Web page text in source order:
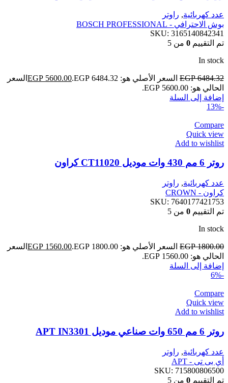
عدد كهربائية, راوتر
بوش الاحترافي - BOSCH PROFESSIONAL
SKU: 3165140842341
تم التقييم 0 من 5
In stock
EGP6484.32 السعر الأصلي هو: EGP 6484.32. EGP 5600.00
السعر
الحالي هو: EGP 5600.00.
إضافة إلى السلة
-13%
Compare
Quick view
Add to wishlist
روتر 6 مم 430 وات موديل CT11020 كراون
عدد كهربائية, راوتر
كراون - CROWN
SKU: 7640177421753
تم التقييم 0 من 5
In stock
EGP1800.00 السعر الأصلي هو: EGP 1800.00. EGP 1560.00
السعر
الحالي هو: EGP 1560.00.
إضافة إلى السلة
-6%
Compare
Quick view
Add to wishlist
روتر 6 مم 650 وات صناعي موديل APT IN3301
عدد كهربائية, راوتر
أي بى تى - APT
SKU: 715800806500
تم التقييم 0 من 5